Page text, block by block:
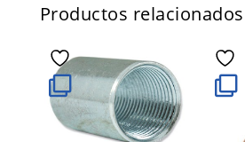
Productos relacionados